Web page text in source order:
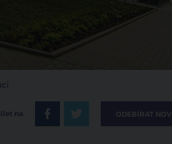
na ODEBÍRAT